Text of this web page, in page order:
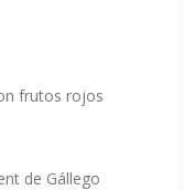
frutos rojos
de Gállego